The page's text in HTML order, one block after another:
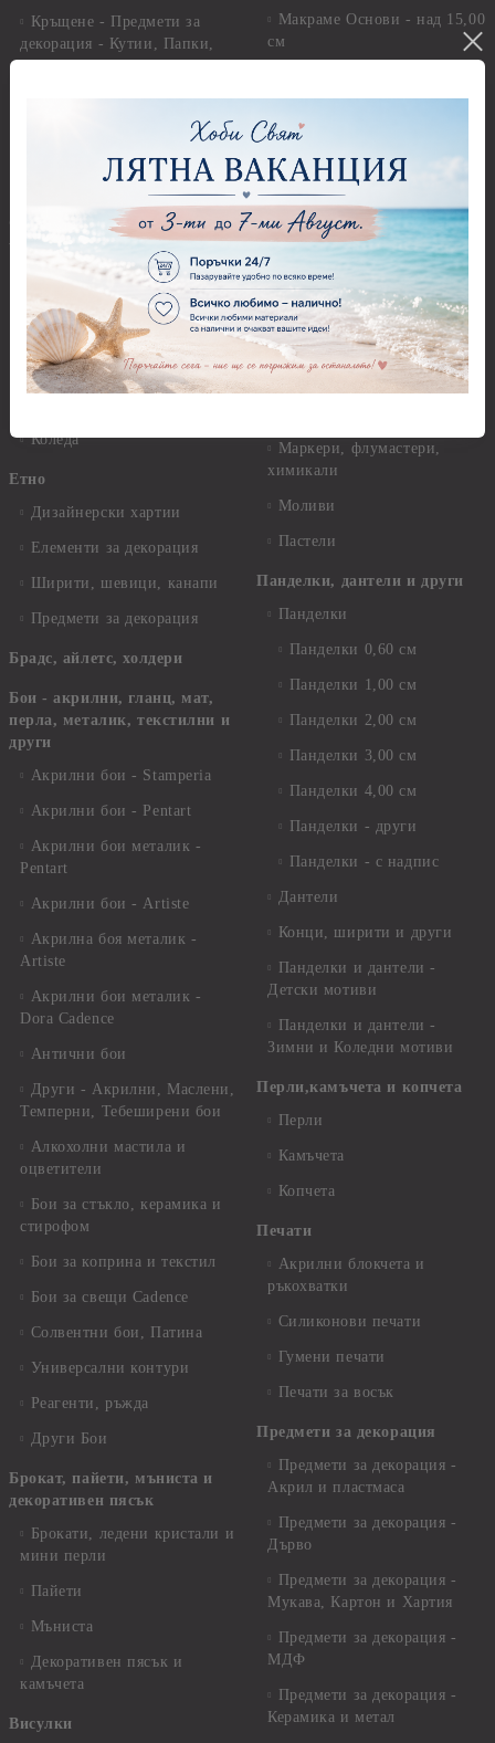
Кръщене - Предмети за
декорация - Кутии, Папки,
Кръщене - Елементи за
Кръщене - Хартии, картони,
данели , панделки
@--:---ГОТОВИ ПРОДУКТИ
---:--@
Персанализирани подаръци
За дома и уюта
За книгите и хората
Картички, пликове и
Коледа
Етно
Дизайнерски хартии
Елементи за декорация
Ширити, шевици, канапи
Предмети за декорация
Брадс, айлетс, холдери
Бои - акрилни, гланц, мат,
перла, металик, текстилни и
други
Акрилни бои - Stamperia
Акрилни бои - Pentart
Акрилни бои металик -
Pentart
Акрилни бои - Artiste
Акрилна боя металик -
Artiste
Акрилни бои металик -
Dora Cadence
Антични бои
Други - Акрилни, Маслени,
Темперни, Тебеширени бои
Алкохолни мастила и
оцветители
Бои за стъкло, керамика и
стирофом
Бои за коприна и текстил
Бои за свещи Cadence
Солвентни бои, Патина
Универсални контури
Реагенти, ръжда
Други Бои
Брокат, пайети, мъниста и
декоративен пясък
Брокати, ледени кристали и
мини перли
Пайети
Мъниста
Декоративен пясък и
камъчета
Висулки
Макраме Основи - над 15,00
см
Опаковки
Мебелен обков и аксесоари
Дръжки
Закачалки
Крака за мебели
Други аксесоари, материали
и инструменти
Моливи, маркери, химикали,
Маркери, флумастери,
химикали
Моливи
Пастели
Панделки, дантели и други
Панделки
Панделки 0,60 см
Панделки 1,00 см
Панделки 2,00 см
Панделки 3,00 см
Панделки 4,00 см
Панделки - други
Панделки - с надпис
Дантели
Конци, ширити и други
Панделки и дантели -
Детски мотиви
Панделки и дантели -
Зимни и Коледни мотиви
Перли,камъчета и копчета
Перли
Камъчета
Копчета
Печати
Акрилни блокчета и
ръкохватки
Силиконови печати
Гумени печати
Печати за восък
Предмети за декорация
Предмети за декорация -
Акрил и пластмаса
Предмети за декорация -
Дърво
Предмети за декорация -
Мукава, Картон и Хартия
Предмети за декорация -
МДФ
Предмети за декорация -
Керамика и метал